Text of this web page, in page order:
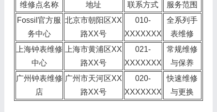
维修点名称 地址 联系方式
服务范围
Fossil官方服
务中心
北京市朝阳区XX
路XX号
010-
XXXXXXX
全系列手
表维修
上海钟表维修
中心
上海市黄浦区XX
路XX号
021-
XXXXXXX
常规维修
与保养
广州钟表维修
店
广州市天河区XX
路XX号
020-
XXXXXXX
快速维修
与更换